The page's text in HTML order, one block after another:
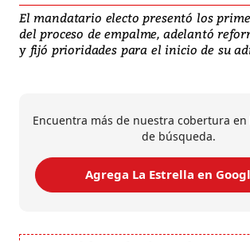
El mandatario electo presentó los
del proceso de empalme, adelantó
y fijó prioridades para el inicio de su
Encuentra más de nuestra cobertura
de búsqueda.
Agrega La Estrella en